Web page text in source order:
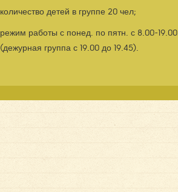
количество детей в группе 20 чел;
режим работы с понед. по пятн. с 8.00-19.00.
(дежурная группа с 19.00 до 19.45).